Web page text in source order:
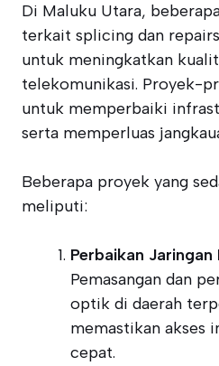
Di Maluku Utara,
terkait splicing dan
untuk meningkatkan
telekomunikasi. Proyek-
untuk memperbaiki
serta memperluas
Beberapa proyek yang
meliputi:
Perbaikan
Pemasangan dan
optik di daerah
memastikan akses
cepat.